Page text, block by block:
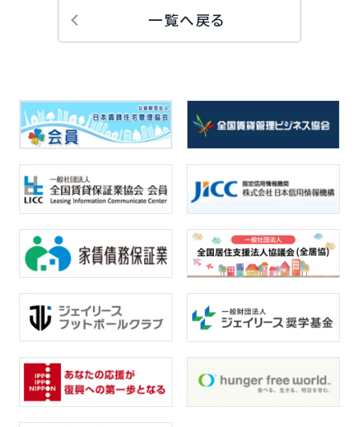
一覧へ戻る